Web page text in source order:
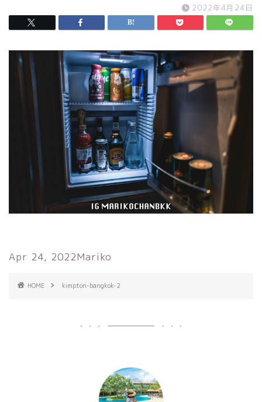
2022年4月24日
Apr 24, 2022Mariko
HOME kimpton-bangkok-2